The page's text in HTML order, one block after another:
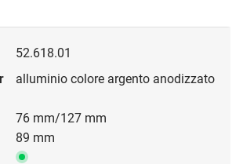
52.618.01
alluminio colore argento anodizzato
76 mm/127 mm
89 mm